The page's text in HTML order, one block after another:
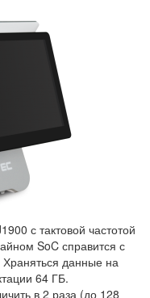
с тактовой частотой
SoC справится с
данные на
64 ГБ.
в 2 раза (до 128